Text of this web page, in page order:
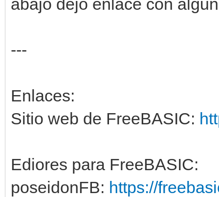
abajo dejo enlace con
---
Enlaces:
Sitio web de FreeBASIC:
Ediores para FreeBASIC:
poseidonFB: https://